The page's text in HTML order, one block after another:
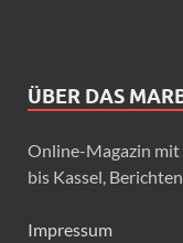
ÜBER DAS
Online-Magazin
bis Kassel,
Impressum